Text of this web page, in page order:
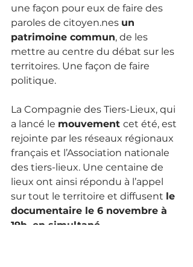
une façon pour eux de faire des
paroles de citoyen.nes un
patrimoine commun, de les
mettre au centre du débat sur les
territoires. Une façon de faire
politique.
La Compagnie des Tiers-Lieux, qui
a lancé le mouvement cet été, est
rejointe par les réseaux régionaux
français et l’Association nationale
des tiers-lieux. Une centaine de
lieux ont ainsi répondu à l’appel
sur tout le territoire et diffusent le
documentaire le 6 novembre à
19h, en simultané.